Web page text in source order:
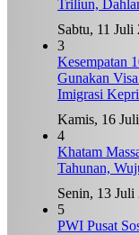
Triliun,
Sabtu, 11 Juli
3
Kesempatan
Gunakan
Imigrasi
Kamis, 16
4
Khatam
Tahunan,
Senin, 13 Juli
5
PWI Pusat